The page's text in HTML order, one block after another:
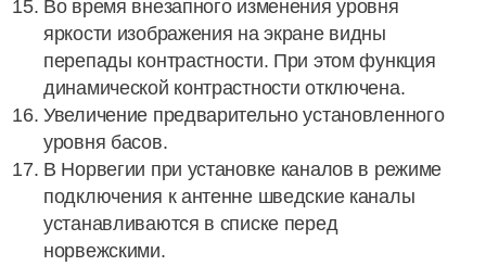
Во время внезапного изменения уровня
яркости изображения на экране видны
перепады контрастности. При этом функция
динамической контрастности отключена.
Увеличение предварительно установленного
уровня басов.
В Норвегии при установке каналов в режиме
подключения к антенне шведские каналы
устанавливаются в списке перед
норвежскими.